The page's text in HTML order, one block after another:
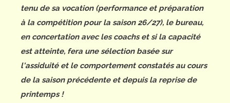
tenu de sa vocation (performance et préparation
à la compétition pour la saison 26/27), le bureau,
en concertation avec les coachs et si la capacité
est atteinte, fera une sélection basée sur
l'assiduité et le comportement constatés au cours
de la saison précédente et depuis la reprise de
printemps !